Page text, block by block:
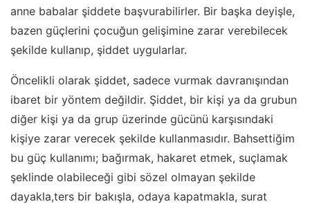
anne babalar şiddete başvurabilirler. Bir başka deyişle,
bazen güçlerini çocuğun gelişimine zarar verebilecek
şekilde kullanıp, şiddet uygularlar.
Öncelikli olarak şiddet, sadece vurmak davranışından
ibaret bir yöntem değildir. Şiddet, bir kişi ya da grubun
diğer kişi ya da grup üzerinde gücünü karşısındaki
kişiye zarar verecek şekilde kullanmasıdır. Bahsettiğim
bu güç kullanımı; bağırmak, hakaret etmek, suçlamak
şeklinde olabileceği gibi sözel olmayan şekilde
dayakla,ters bir bakışla, odaya kapatmakla, surat